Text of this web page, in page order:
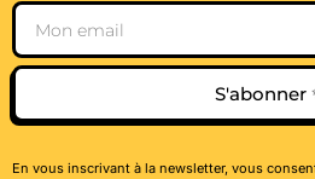
Email
S'abonner
En vous inscrivant à la newsletter, vous